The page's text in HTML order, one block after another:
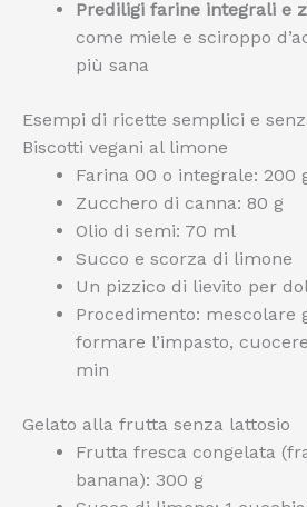
Prediligi farine integrali e
come miele e sciroppo
più sana
Esempi di ricette semplici e
Biscotti vegani al limone
Farina 00 o integrale: 200
Zucchero di canna: 80 g
Olio di semi: 70 ml
Succo e scorza di limone
Un pizzico di lievito per
Procedimento: mescolare
formare l’impasto,
min
Gelato alla frutta senza lattosio
Frutta fresca congelata
banana): 300 g